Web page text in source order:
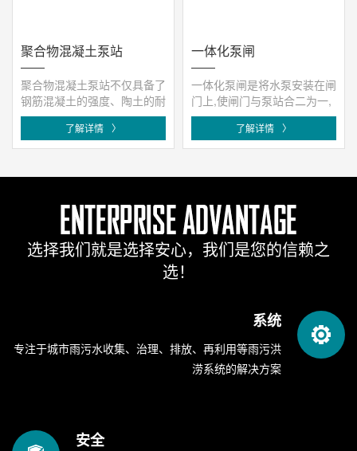
聚合物混凝土泵站
聚合物混凝土泵站不仅具备了
钢筋混凝土的强度、陶土的耐
蚀性及玻璃钢的弹性等优点,
了解详情 〉
一体化泵闸
一体化泵闸是将水泵安装在闸
门上,使闸门与泵站合二为一,
结构简单,操作方便。水泵与
了解详情 〉
选择我们就是选择安心，我们是您的信赖之
选！
系统
专注于城市雨污水收集、治理、排放、再利用等雨污洪
涝系统的解决方案
安全